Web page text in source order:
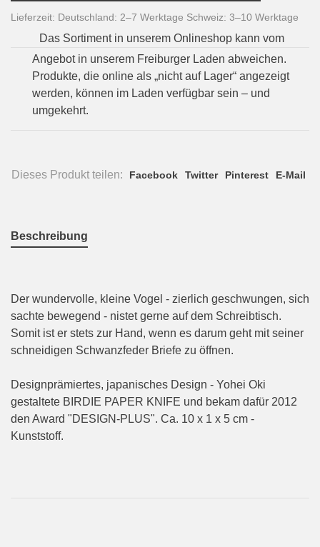
Lieferzeit: Deutschland: 2–7 Werktage Schweiz: 3–10 Werktage
Das Sortiment in unserem Onlineshop kann vom
Angebot in unserem Freiburger Laden abweichen.
Produkte, die online als „nicht auf Lager“ angezeigt
werden, können im Laden verfügbar sein – und
umgekehrt.
Dieses Produkt teilen: Facebook Twitter Pinterest E-Mail
Beschreibung
Der wundervolle, kleine Vogel - zierlich geschwungen, sich
sachte bewegend - nistet gerne auf dem Schreibtisch.
Somit ist er stets zur Hand, wenn es darum geht mit seiner
schneidigen Schwanzfeder Briefe zu öffnen.
Designprämiertes, japanisches Design - Yohei Oki
gestaltete BIRDIE PAPER KNIFE und bekam dafür 2012
den Award "DESIGN-PLUS". Ca. 10 x 1 x 5 cm -
Kunststoff.